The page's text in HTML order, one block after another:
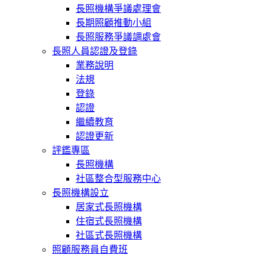
長照機構爭議處理會
長期照顧推動小組
長照服務爭議調處會
長照人員認證及登錄
業務說明
法規
登錄
認證
繼續教育
認證更新
評鑑專區
長照機構
社區整合型服務中心
長照機構設立
居家式長照機構
住宿式長照機構
社區式長照機構
照顧服務員自費班